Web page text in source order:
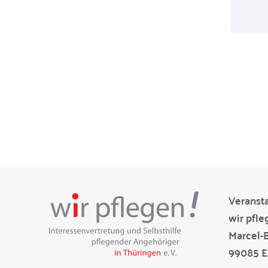
wir
Marcel-
99085